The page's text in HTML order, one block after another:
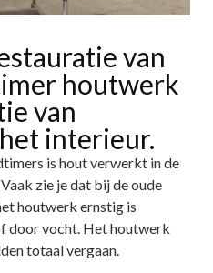
van
houtwerk
van
interieur.
is hout verwerkt in de
zie je dat bij de oude
houtwerk ernstig is
door vocht. Het houtwerk
totaal vergaan.